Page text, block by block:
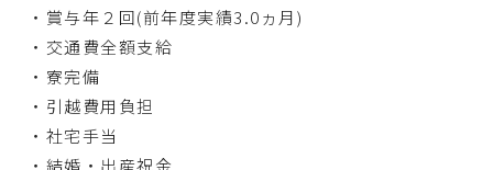
・賞与年２回(前年度実績3.0ヵ月)
・交通費全額支給
・寮完備
・引越費用負担
・社宅手当
・結婚・出産祝金